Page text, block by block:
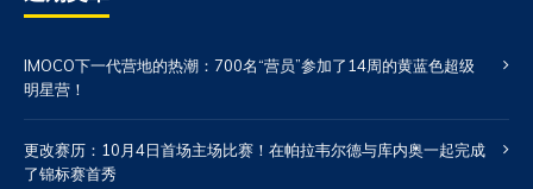
IMOCO下一代营地的热潮：700名“营员”参加了14周的黄蓝色超级
明星营！
更改赛历：10月4日首场主场比赛！在帕拉韦尔德与库内奥一起完成
了锦标赛首秀